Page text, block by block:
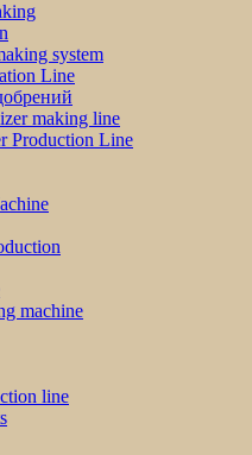
system
Line
making line
Production Line
machine
line